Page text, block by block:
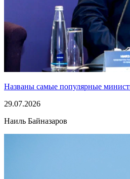
Названы самые популярные
29.07.2026
Наиль Байназаров